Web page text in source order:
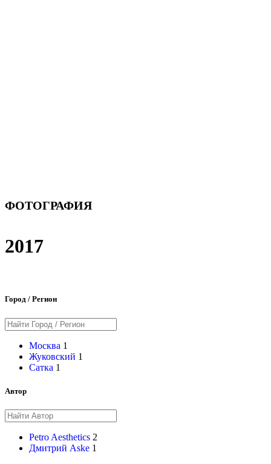
ФОТОГРАФИЯ
2017
Город / Регион
Москва 1
Жуковский 1
Сатка 1
Автор
Petro Aesthetics 2
Дмитрий Aske 1